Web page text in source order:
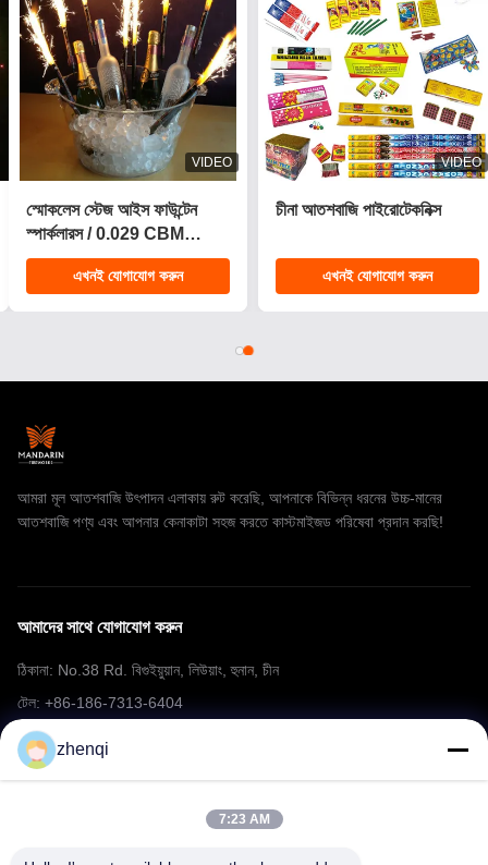
VIDEO
২০২৫ নতুন ১.৪ প্রো কেক
ফায়ারওয়ার্ক ২০০ শট কেক
পাইরোটেকনিক্স গ্রাহক ফায়ারওয়ার্ক
ক্রিসমাসের জন্য কেক
এখনই যোগাযোগ করুন
VIDEO
সিই অনুমোদিত 1.4g ইউএন0336
আতশবাজি উদযাপনের জন্য
পাইরোটেকনিকএখনই যোগাযোগ করুন
আমরা মূল আতশবাজি উৎপাদন এলাকায় রুট করেছি, আপনাকে বিভিন্ন ধরনের উচ্চ-মানের
আতশবাজি পণ্য এবং আপনার কেনাকাটা সহজ করতে কাস্টমাইজড পরিষেবা প্রদান করছি!
আমাদের সাথে যোগাযোগ করুন
ঠিকানা: No.38 Rd. বিগুইয়ুয়ান, লিউয়াং, হুনান, চীন
টেল: +86-186-7313-6404
ইমেইল: mering@mandarinfireworks.com
zhenqi
7:23 AM